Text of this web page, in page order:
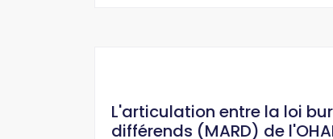
L'articulation entre la loi
différends (MARD) de